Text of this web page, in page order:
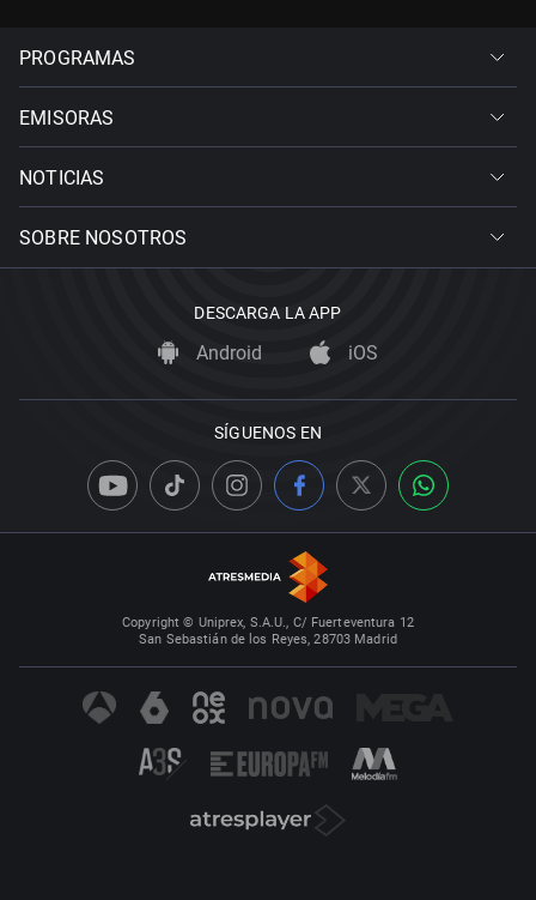
PROGRAMAS
EMISORAS
NOTICIAS
SOBRE NOSOTROS
DESCARGA LA APP
Android iOS
SÍGUENOS EN
Copyright © Uniprex, S.A.U., C/ Fuerteventura 12
San Sebastián de los Reyes, 28703 Madrid